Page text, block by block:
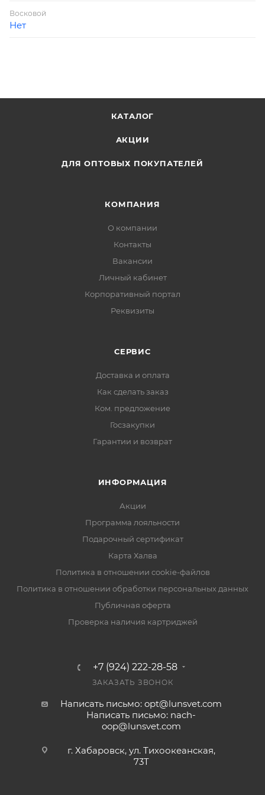
Восковой
Нет
КАТАЛОГ
АКЦИИ
ДЛЯ ОПТОВЫХ ПОКУПАТЕЛЕЙ
КОМПАНИЯ
О компании
Контакты
Вакансии
Личный кабинет
Корпоративный портал
Реквизиты
СЕРВИС
Доставка и оплата
Как сделать заказ
Ком. предложение
Госзакупки
Гарантии и возврат
ИНФОРМАЦИЯ
Акции
Программа лояльности
Подарочный сертификат
Карта Халва
Политика в отношении cookie-файлов
Политика в отношении обработки персональных данных
Публичная оферта
Проверка наличия картриджей
+7 (924) 222-28-58
ЗАКАЗАТЬ ЗВОНОК
Написать письмо: opt@lunsvet.com
Написать письмо: nach-
oop@lunsvet.com
г. Хабаровск, ул. Тихоокеанская,
73Т